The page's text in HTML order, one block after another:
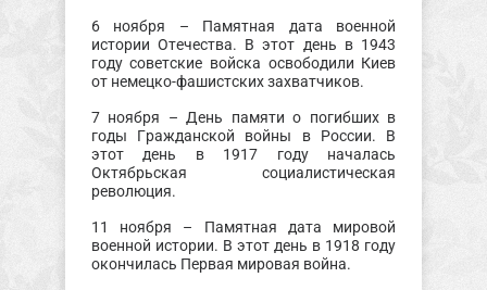
6 ноября – Памятная дата военной
истории Отечества. В этот день в 1943
году советские войска освободили Киев
от немецко-фашистских захватчиков.
7 ноября – День памяти о погибших в
годы Гражданской войны в России. В
этот день в 1917 году началась
Октябрьская социалистическая
революция.
11 ноября – Памятная дата мировой
военной истории. В этот день в 1918 году
окончилась Первая мировая война.